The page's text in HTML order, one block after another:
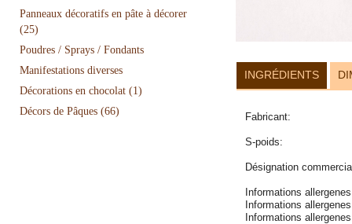
Panneaux décoratifs en pâte à décorer
(25)
Poudres / Sprays / Fondants
Manifestations diverses
Décorations en chocolat (1)
Décors de Pâques (66)
INGRÉDIENTS
Fabricant:
S-poids:
Désignation
Informations
Informations
Informations